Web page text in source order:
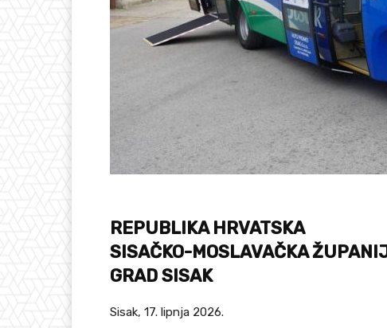
REPUBLIKA HRVATSKA
SISAČKO-MOSLAVAČKA
GRAD SISAK
Sisak, 17. lipnja 2026.